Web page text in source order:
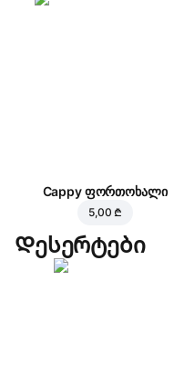
Cappy ფორთოხალი
5,00 ₾
Დესერტები